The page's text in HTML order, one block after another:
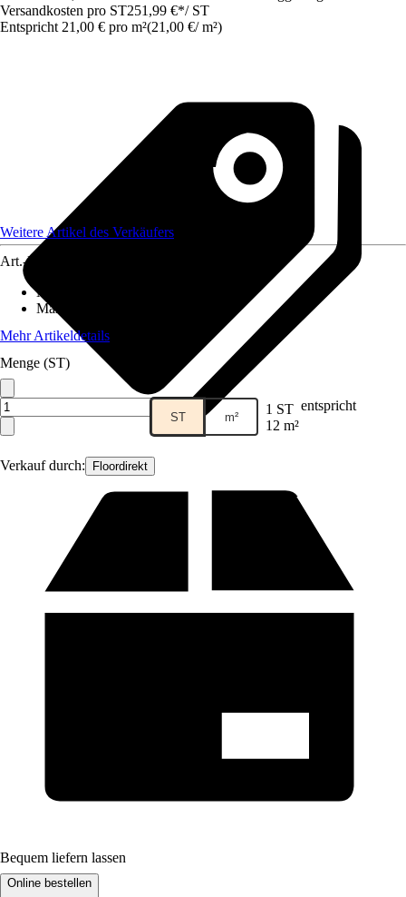
Versandkosten pro ST251,99 €*/ ST
Entspricht 21,00 € pro m²(21,00 €/ m²)
Verkauf durch: Floordirekt
Weitere Artikel des Verkäufers
Art.-Nr.
Material
Maße (BxL)
Mehr Artikeldetails
Menge (ST)
ST m² 1 ST entspricht
12 m²
Bequem liefern lassen
Online bestellen